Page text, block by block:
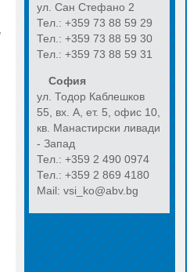
ул. Сан Стефано 2
Тел.: +359 73 88 59 29
Тел.: +359 73 88 59 30
Тел.: +359 73 88 59 31
София
ул. Тодор Каблешков
55, вх. А, ет. 5, офис 10,
кв. Манастирски ливади
- Запад
Тел.: +359 2 490 0974
Тел.: +359 2 869 4180
Mail: vsi_ko@abv.bg